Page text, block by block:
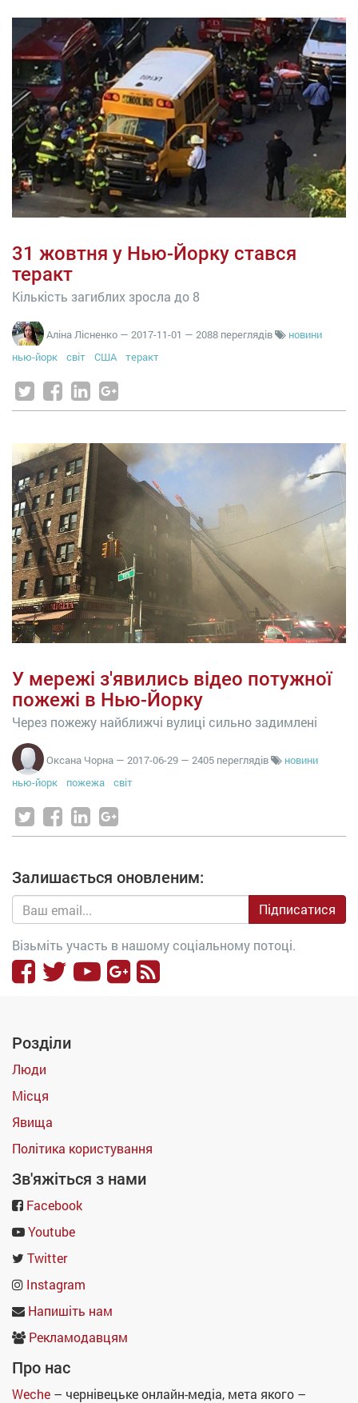
31 жовтня у Нью-Йорку стався
теракт
Кількість загиблих зросла до 8
Аліна Лісненко — 2017-11-01 — 2088 переглядів
новини
нью-йорк
світ США теракт
У мережі з'явились відео потужної
пожежі в Нью-Йорку
Через пожежу найближчі вулиці сильно задимлені
Оксана Чорна — 2017-06-29 — 2405 переглядів
новини
нью-йорк
пожежа світ
Залишається оновленим:
Підписатися
Візьміть участь в нашому соціальному потоці.
Розділи
Люди
Місця
Явища
Політика користування
Зв'яжіться з нами
Facebook
Youtube
Twitter
Instagram
Напишіть нам
Рекламодавцям
Про нас
Weche – чернівецьке онлайн-медіа, мета якого –